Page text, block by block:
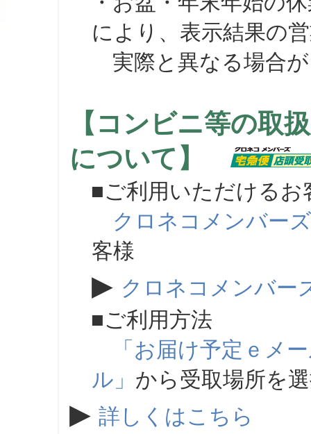
により、表示結果の
実際と異なる場合が
【コンビニ等の取
について】
■ご利用いただけるお
クロネコメンバーズ
客様
▶ クロネコメンバー
■ご利用方法
「お届け予定ｅメ
ル」 から受取場所を
▶ 詳しくはこちら